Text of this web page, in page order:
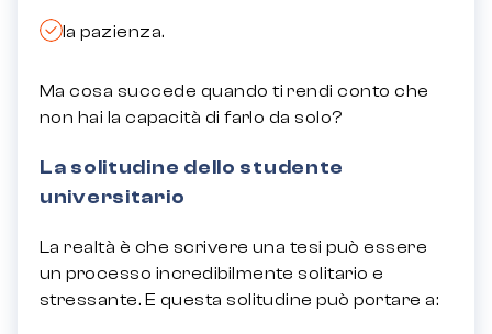
la pazienza.
Ma cosa succede quando ti rendi conto che
non hai la capacità di farlo da solo?
La solitudine dello studente
universitario
La realtà è che scrivere una tesi può essere
un processo incredibilmente solitario e
stressante. E questa solitudine può portare a: